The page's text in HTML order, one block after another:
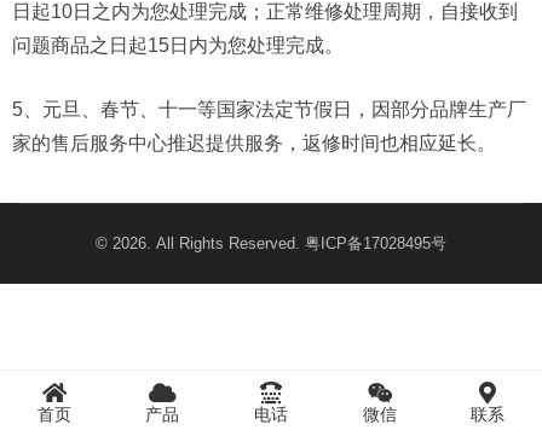
日起10日之内为您处理完成；正常维修处理周期，自接收到
问题商品之日起15日内为您处理完成。
5、元旦、春节、十一等国家法定节假日，因部分品牌生产厂
家的售后服务中心推迟提供服务，返修时间也相应延长。
© 2026. All Rights Reserved. 粤ICP备17028495号
首页 产品 电话 微信 联系